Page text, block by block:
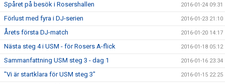
Spåret på besök i Rosershallen 2016-01-24 09:31
Förlust med fyra i DJ-serien 2016-01-23 21:10
Årets första DJ-match 2016-01-20 14:17
Nästa steg 4 i USM - för Rosers A-flick 2016-01-18 05:12
Sammanfattning USM steg 3 - dag 1 2016-01-16 23:34
"Vi är startklara för USM steg 3" 2016-01-15 22:25